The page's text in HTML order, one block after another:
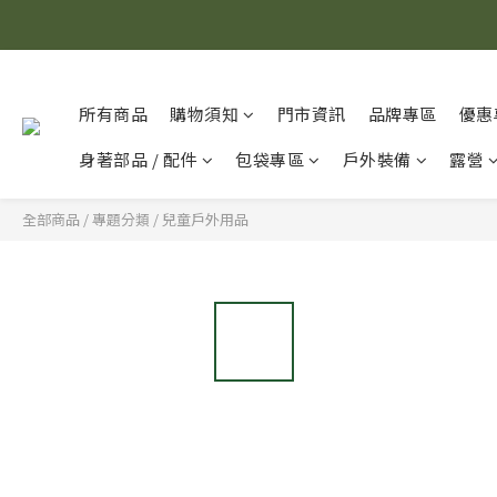
所有商品 購物須知 門市資訊 品牌專區
優
身著部品 / 配件
包袋專區 戶外裝備 露營
全部商品 /專題分類 / 兒童戶外用品